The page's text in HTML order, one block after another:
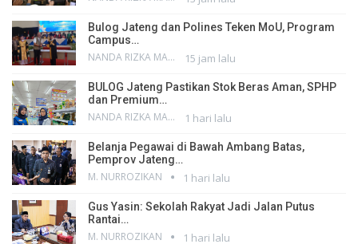
Bulog Jateng dan Polines Teken MoU, Program
Campus…
NANDA RIZKA MAHENDRA 15 jam lalu
BULOG Jateng Pastikan Stok Beras Aman, SPHP
dan Premium…
NANDA RIZKA MAHENDRA 1 hari lalu
Belanja Pegawai di Bawah Ambang Batas,
Pemprov Jateng…
M. NURROZIKAN 1 hari lalu
Gus Yasin: Sekolah Rakyat Jadi Jalan Putus
Rantai…
M. NURROZIKAN 1 hari lalu